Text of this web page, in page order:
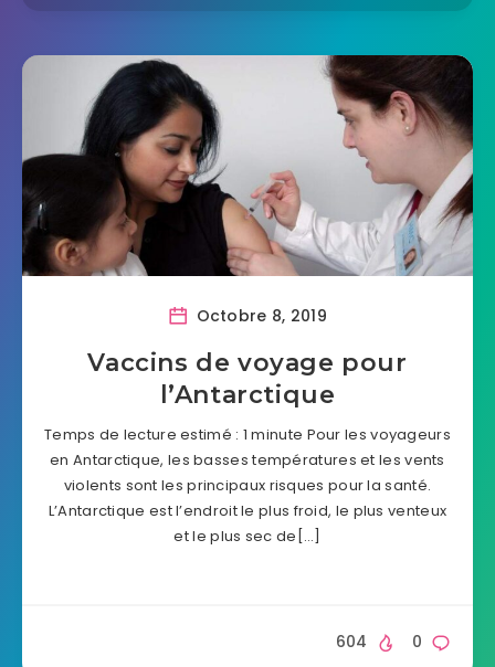
Octobre 8, 2019
Vaccins de voyage pour
l’Antarctique
Temps de lecture estimé : 1 minute Pour les voyageurs
en Antarctique, les basses températures et les vents
violents sont les principaux risques pour la santé.
L’Antarctique est l’endroit le plus froid, le plus venteux
et le plus sec de[…]
0
604